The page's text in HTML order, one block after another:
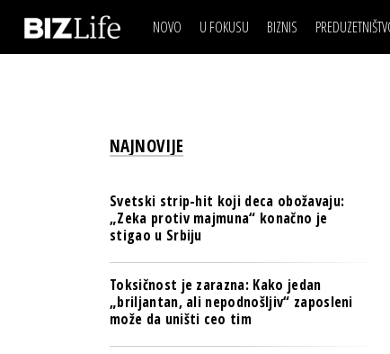
NOVO U FOKUSU BIZNIS
BANKE
TECH I AI
BIZNIS & SPORT
PULS REGIONA
IZJAVA DANABIZNIS SCENA
BREND I
OSIGURANJE
TECH I AI
PULS REGIONA
NAJNOVIJE
Svetski strip-hit koji deca obožavaju:
„Zeka protiv majmuna“ konačno je
stigao u Srbiju
Toksičnost je zarazna: Kako jedan
„briljantan, ali nepodnošljiv“ zaposleni
može da uništi ceo tim